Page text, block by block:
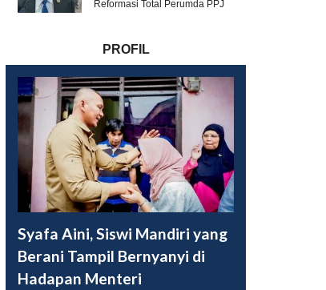
Reformasi Total Perumda PPJ
PROFIL
Syafa Aini, Siswi Mandiri yang
Berani Tampil Bernyanyi di
Hadapan Menteri